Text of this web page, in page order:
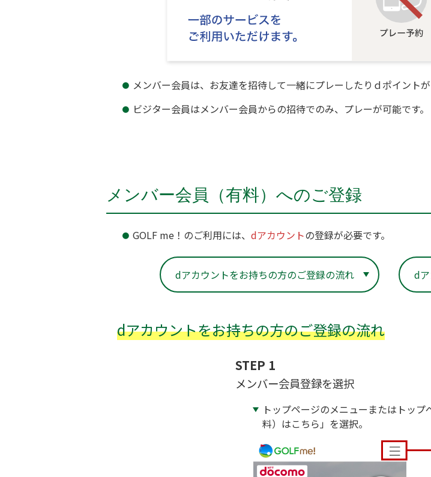
メンバー会員は、お友達を招待して一緒にプレーしたりｄポイント
ビジター会員はメンバー会員からの招待でのみ、プレーが可能です。
メンバー会員（有料）へのご登録
GOLF me！のご利用には、 dアカウントの登録が必要です。
dアカウントをお持ちの方のご登録の流れ d
dアカウントをお持ちの方のご登録の流れ
STEP 1
メンバー会員登録を選択
トップページのメニューまたはトッ
料）はこちら」を選択。